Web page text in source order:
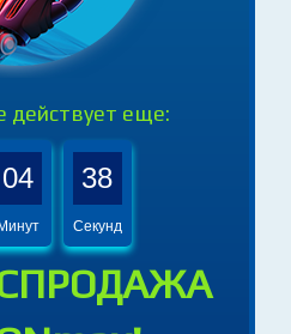
действует еще:
04 36
Секунд